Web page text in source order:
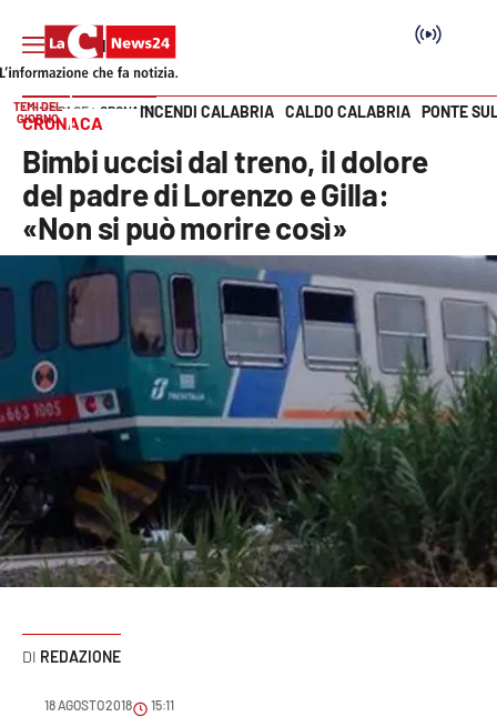
SEZIONI
Cronaca
Politica
Attualità
Economia e lavoro
Italia Mondo
Sanità
Sport
Vai
TEMI DEL
GIORNO
INCENDI CALABRIA CALDO CALABRIA PONTE
HOME PAGE CRONACA
CRONACA
Bimbi uccisi dal treno, il dolore
del padre di Lorenzo e Gilla:
«Non si può morire così»
REDAZIONE
18 AGOSTO 2018 15:11